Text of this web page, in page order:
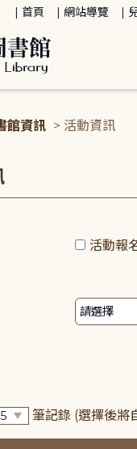
首頁 網站導覽
館資訊 > 活動資訊
活動報
筆記錄 (選擇後將